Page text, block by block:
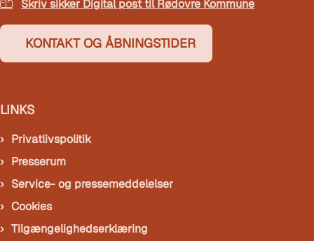
Skriv sikker Digital post til Rødovre Kommune
KONTAKT OG ÅBNINGSTIDER
LINKS
Privatlivspolitik
Presserum
Service- og pressemeddelelser
Cookies
Tilgængelighedserklæring